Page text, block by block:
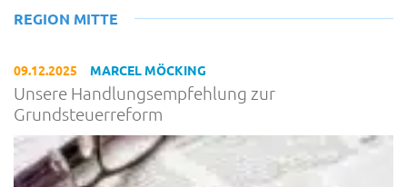
REGION MITTE
09.12.2025 MARCEL MÖCKING
Unsere Handlungsempfehlung zur
Grundsteuerreform